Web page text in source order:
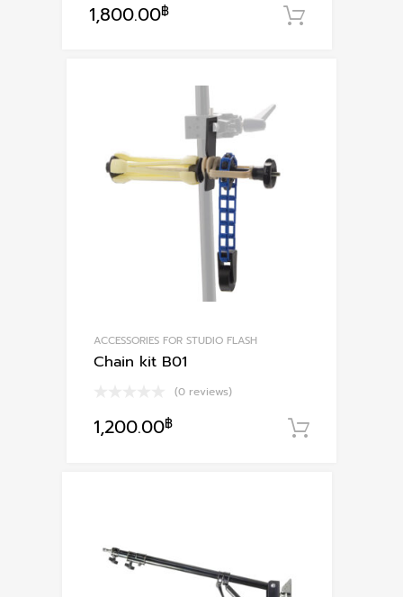
1,800.00฿
ACCESSORIES FOR STUDIO FLASH
Chain kit B01
(0 reviews)
1,200.00฿